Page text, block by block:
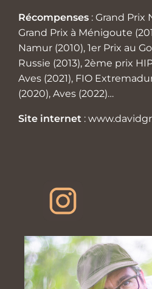
Récompenses : Grand Prix
Grand Prix à Ménigoute
Namur (2010), 1er Prix au
Russie (2013), 2ème prix
Aves (2021), FIO
(2020), Aves (2022)…
Site internet :